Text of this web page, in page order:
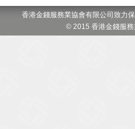
香港金錢服務業協會有限公司致力
© 2015 香港金錢服